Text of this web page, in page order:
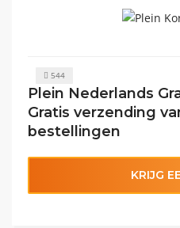
544
Plein Nederlands
Gratis verzending
bestellingen
KRIJG